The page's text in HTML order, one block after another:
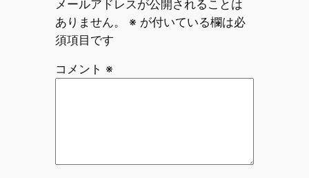
メールアドレスが公開されることは
ありません。
※ が付いている欄は必
須項目です
コメント ※